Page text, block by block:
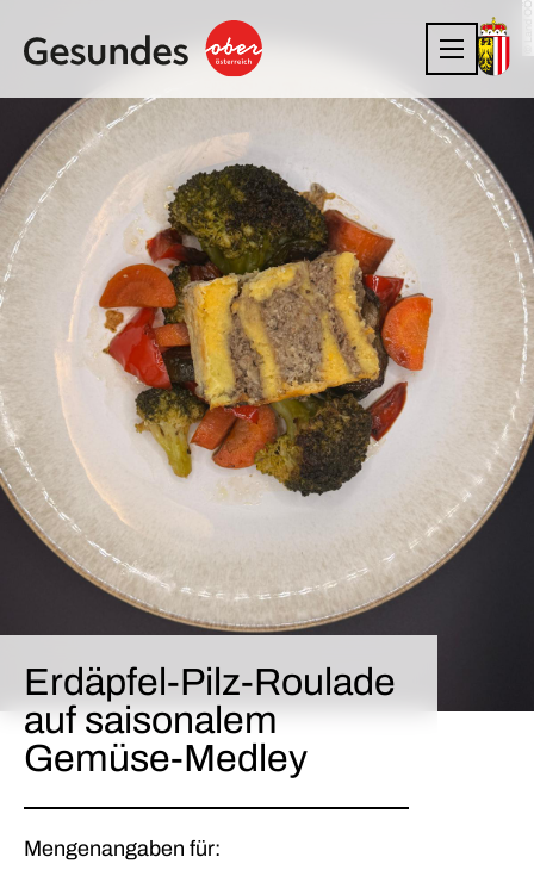
Erdäpfel-Pilz-Roulade
auf saisonalem
Gemüse-Medley
Mengenangaben für: